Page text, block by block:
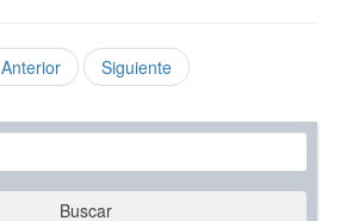
Anterior Siguiente
Buscar